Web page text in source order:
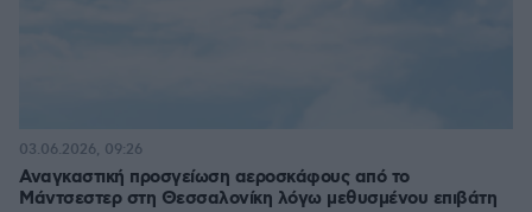
Αναγκαστική προσγείωση αεροσκάφους από το
Μάντσεστερ στη Θεσσαλονίκη λόγω μεθυσμένου επιβάτη
03.06.2026, 09:26